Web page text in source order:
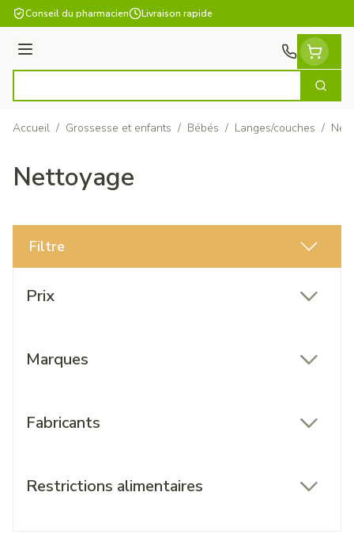
Aller au contenu
Conseil du pharmacien Livraison rapide
Menu
Accueil / Grossesse et enfants / Bébés / Langes/couches /
Nettoyage
Filtre
Prix
Marques
Fabricants
Restrictions alimentaires